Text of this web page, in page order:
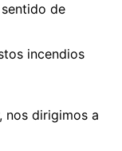
de
incendios
nos dirigimos a